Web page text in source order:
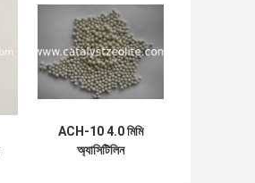
ACH-10 4.0 মিমি
অ্যাসিটিলিন